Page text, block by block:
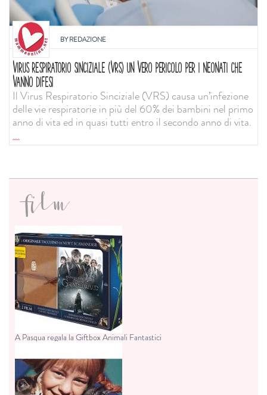
BYREDAZIONE
VIRUS RESPIRATORIO SINCIZIALE (VRS) UN VERO PERICOLO PER I NEONATI CHE
VANNO DIFESI
Il Virus Respiratorio Sinciziale (VRS) causa un’infezione
delle vie respiratorie in più del 60% dei bambini nel primo
anno di vita ed in quasi tutti entro il secondo anno di vita.
...
film
A Pasqua regala la Giftbox Animali Fantastici